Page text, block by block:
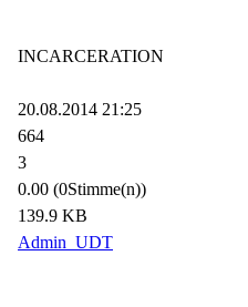
INCARCERATION
20.08.2014 21:25
664
3
0.00 (0Stimme(n))
139.9 KB
Admin_UDT